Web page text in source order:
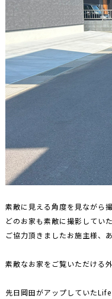
素敵に見える角度を見ながら
どのお家も素敵に撮影してい
ご協力頂きましたお施主様、
素敵なお家をご覧いただける
先日岡田がアップしていた